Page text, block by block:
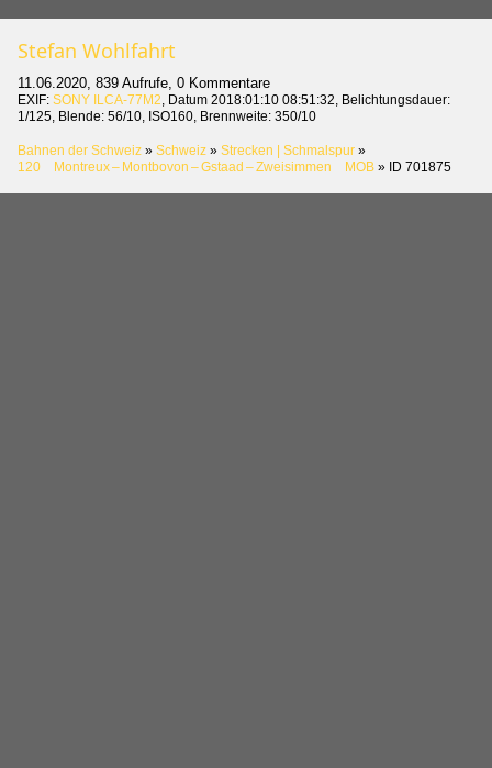
Stefan Wohlfahrt
11.06.2020, 839 Aufrufe, 0 Kommentare
EXIF: SONY ILCA-77M2, Datum 2018:01:10 08:51:32, Belichtungsdauer:
1/125, Blende: 56/10, ISO160, Brennweite: 350/10
Bahnen der Schweiz » Schweiz » Strecken | Schmalspur »
120 Montreux – Montbovon – Gstaad – Zweisimmen MOB » ID 701875